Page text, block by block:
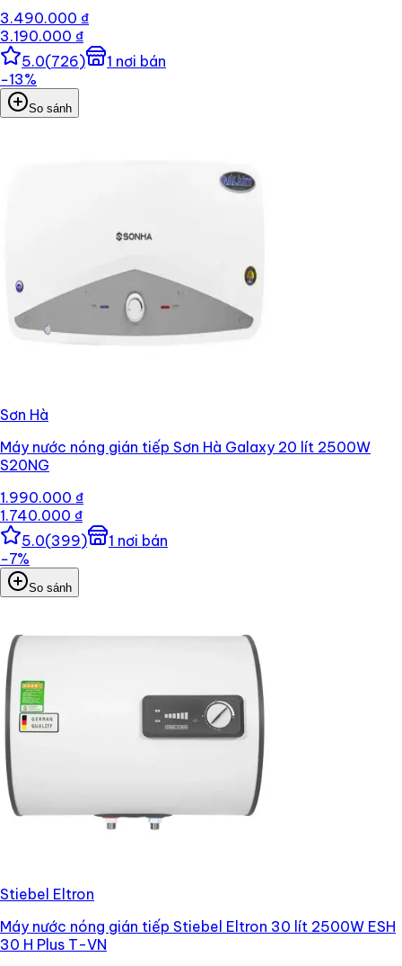
3.490.000 ₫
3.190.000 ₫
5.0(726) 1 nơi bán
−13%
So sánh
Sơn Hà
Máy nước nóng gián tiếp Sơn Hà Galaxy 20 lít 2500W
S20NG
1.990.000 ₫
1.740.000 ₫
5.0(399) 1 nơi bán
−7%
So sánh
Stiebel Eltron
Máy nước nóng gián tiếp Stiebel Eltron 30 lít 2500W ESH
30 H Plus T-VN